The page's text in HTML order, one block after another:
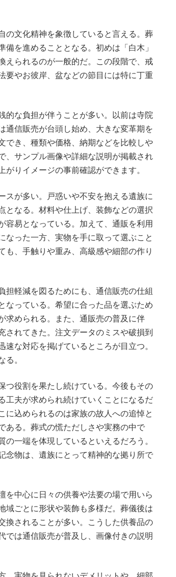
の文化精神を象徴していると言える。葬
を進めることとなる。初めは「白木」
えられるのが一般的だ。この段階で、戒
要やお彼岸、盆などの節目には特に丁重
的な負担が伴うことが多い。以前は寺院
通信販売が台頭し始め、大きな変革期を
でき、種類や価格、納期などを比較しや
、サンプル画像や詳細な説明が掲載され
りイメージの事前確認ができます。
スが多い。戸惑いや不安を抱える遺族に
となる。材料や仕上げ、装飾などの選択
容易となっている。加えて、通販を利用
った一方、実物を手に取って選ぶこと
、手触りや重み、高級感や細部の作り
担軽減を図るためにも、通信販売の仕組
なっている。希望に合った品を選ぶため
求められる。また、通販売の普及に伴
されてきた。注文データのミスや破損到
な対応を掲げているところが目立つ。
。
つ役割を果たし続けている。今後もその
工夫が求められ続けていくことになるだ
に込められるのは家族の故人への追悼と
ある。葬式の慌ただしさや実務の中で
一端を体現しているといえるだろう。
念物は、遺族にとって精神的な拠り所で
を中心に日々の供養や法要の場で用いら
域ごとに形状や装飾も多様だ。葬儀後は
換されることが多い。こうした供養品の
では通信販売が普及し、画像付きの説明